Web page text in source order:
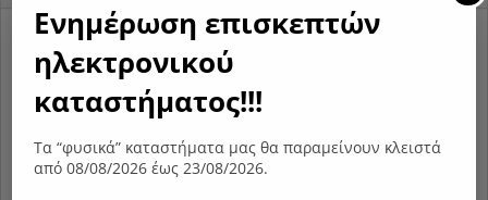
Απαλότητα και αντοχή είναι τα βασικά του στοιχεία.
Στρώμα Elementi της σειράς Beyond με σύστημα
ελατηρίων bonnel, ενσωματωμένο ανώστρωμα PILLOW
TOP και ίνες Tencel στο ύφασμα του που αποτρέπουν τη
συγκέντρωση υγρασίας και βακτηριδίων.
Τύπος στρώματος
Ενημέρωση επισκεπτών
ηλεκτρονικού
καταστήματος!!!
Τα “φυσικά” καταστήματα μας θα παραμείνουν κλειστά
από 08/08/2026 έως 23/08/2026.